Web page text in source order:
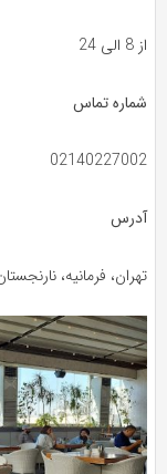
از 8 الی 24
شماره تماس
02140227002
آدرس
تهران، فرمانیه،